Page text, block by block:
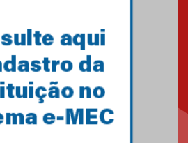
Como o Colégio Mackenzie
Brasília prepara seus
estudantes para o PAS antes
mesmo do Ensino Médio